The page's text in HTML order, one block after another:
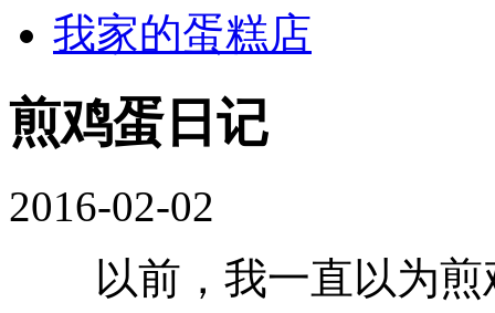
我家的蛋糕店
煎鸡蛋日记
2016-02-02
以前，我一直以为煎